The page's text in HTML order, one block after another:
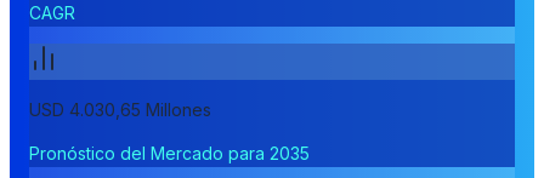
CAGR
USD 4.030,65 Millones
Pronóstico del Mercado para 2035